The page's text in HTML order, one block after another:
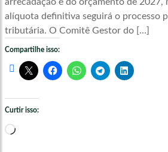
alíquota definitiva seguirá o processo
tributária. O Comitê Gestor do […]
Compartilhe isso:
Curtir isso:
Carregando...